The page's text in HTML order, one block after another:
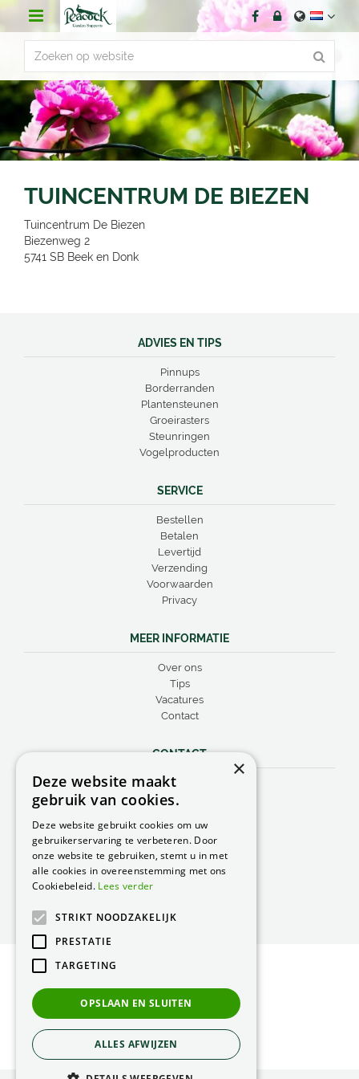
r
n
t
TUINCENTRUM DE BIEZEN
Tuincentrum De Biezen
Biezenweg 2
5741 SB Beek en Donk
ADVIES EN TIPS
Pinnups
Borderranden
Plantensteunen
Groeirasters
Steunringen
Vogelproducten
SERVICE
Bestellen
Betalen
Levertijd
Verzending
Voorwaarden
Privacy
MEER INFORMATIE
Over ons
Tips
Vacatures
Contact
CONTACT
Peacock Garden Supports
Industrieweg 22
Nederland
0499 57 40 80
F. 0499 57 40 84
E.peacock@peacock.nl
Privacy Statement
Green Solutions
×
Deze website maakt
gebruik van cookies.
Deze website gebruikt cookies om uw
gebruikerservaring te verbeteren. Door
onze website te gebruiken, stemt u in met
alle cookies in overeenstemming met ons
Cookiebeleid. Lees verder
STRIKT NOODZAKELIJK
PRESTATIE
TARGETING
OPSLAAN EN SLUITEN
ALLES AFWIJZEN